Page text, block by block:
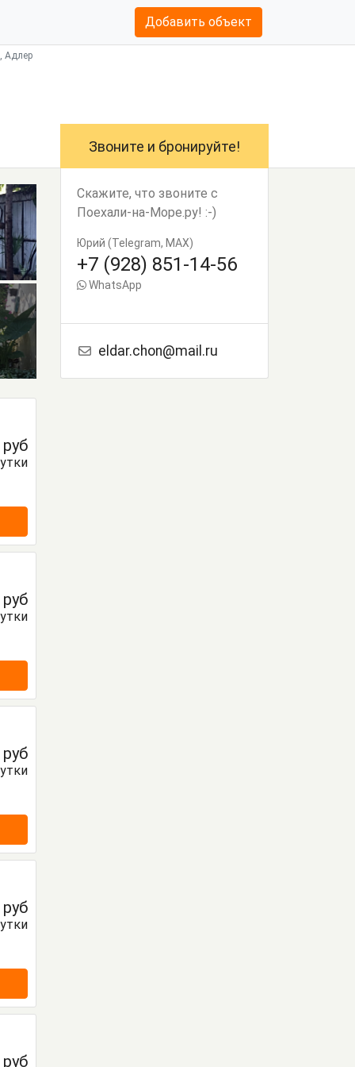
Добавить объект
Адлер
руб
руб
руб
руб
руб
Звоните и бронируйте!
Скажите, что звоните с
Поехали-на-Море.ру! :-)
Юрий (Telegram, MAX)
+7 (928) 851-14-56
WhatsApp
eldar.chon@mail.ru